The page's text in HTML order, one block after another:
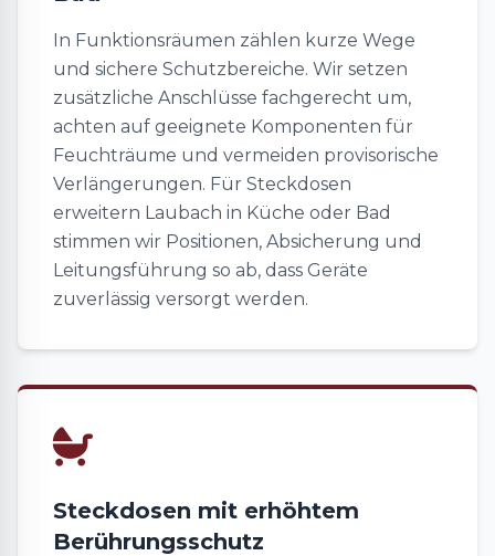
In Funktionsräumen zählen kurze Wege
und sichere Schutzbereiche. Wir setzen
zusätzliche Anschlüsse fachgerecht um,
achten auf geeignete Komponenten für
Feuchträume und vermeiden provisorische
Verlängerungen. Für Steckdosen
erweitern Laubach in Küche oder Bad
stimmen wir Positionen, Absicherung und
Leitungsführung so ab, dass Geräte
zuverlässig versorgt werden.
Steckdosen mit erhöhtem
Berührungsschutz